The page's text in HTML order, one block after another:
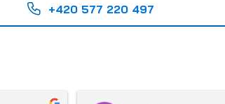
+420 577 220 497